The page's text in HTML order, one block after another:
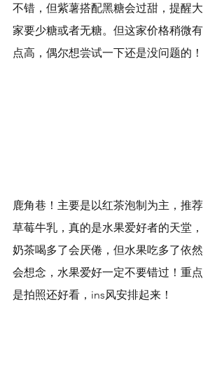
不错，但紫薯搭配黑糖会过甜，提醒大
家要少糖或者无糖。但这家价格稍微有
点高，偶尔想尝试一下还是没问题的！
鹿角巷！主要是以红茶泡制为主，推荐
草莓牛乳，真的是水果爱好者的天堂，
奶茶喝多了会厌倦，但水果吃多了依然
会想念，水果爱好一定不要错过！重点
是拍照还好看，ins风安排起来！